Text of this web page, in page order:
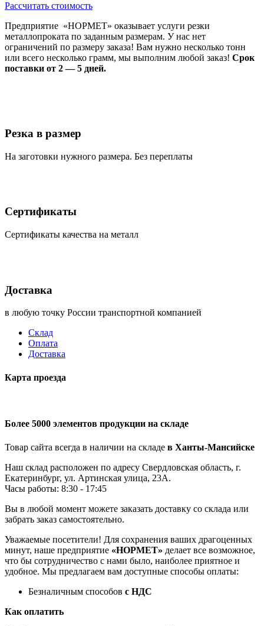
Рассчитать стоимость
Предприятие «НОРМЕТ» оказывает услуги резки
металлопроката по заданным размерам. У нас нет
ограничений по размеру заказа! Вам нужно несколько тонн
или всего несколько грамм, мы выполним любой заказ! Срок
поставки от 2 — 5 дней.
Резка в размер
На заготовки нужного размера. Без переплаты
Сертификаты
Сертификаты качества на металл
Доставка
в любую точку России транспортной компанией
Склад
Оплата
Доставка
Карта проезда
Более 5000 элементов продукции на складе
Товар сайта всегда в наличии на складе в Ханты-Мансийске
Наш склад расположен по адресу Свердловская область, г.
Екатеринбург, ул. Артинская улица, 23А.
Часы работы: 8:30 - 17:45
Вы в любой момент можете заказать доставку со склада или
забрать заказ самостоятельно.
Уважаемые посетители! Для сохранения ваших драгоценных
минут, наше предприятие «НОРМЕТ» делает все возможное,
что бы сотрудничество с нами было, наиболее приятное и
удобное. Мы предлагаем вам доступные способы оплаты:
Безналичным способов с НДС
Как оплатить